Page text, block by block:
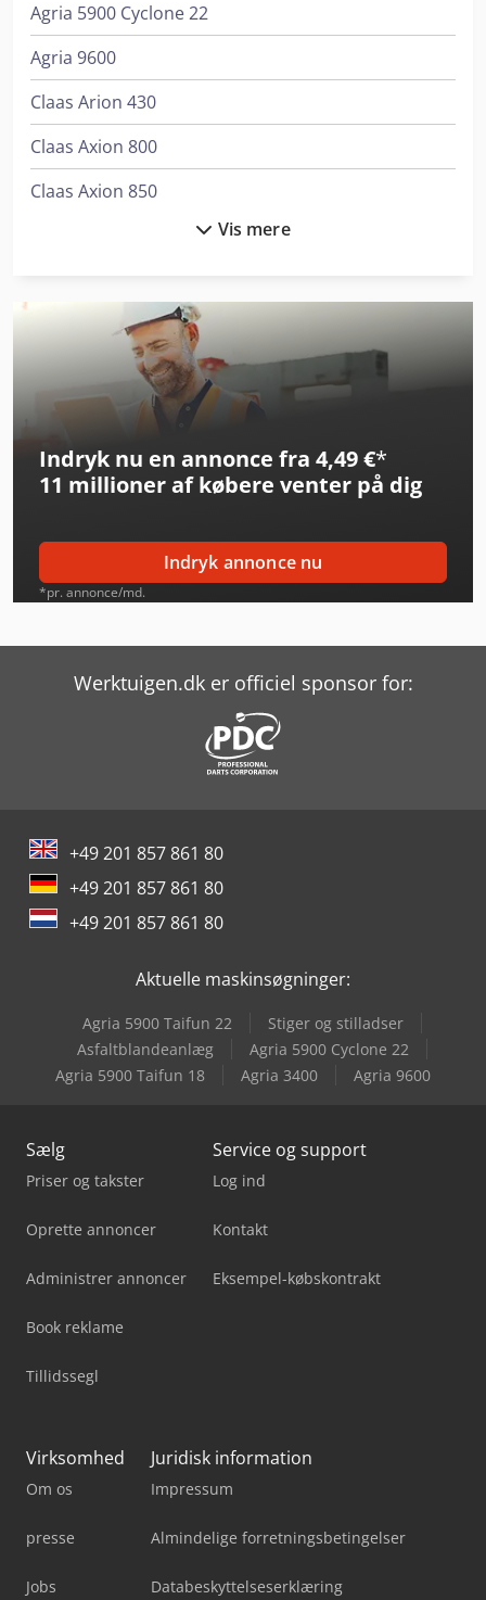
Agria 5900 Cyclone 22
Agria 9600
Claas Arion 430
Claas Axion 800
Claas Axion 850
Claas Jaguar 950
Claas Lexion 5400
Claas Lexion 760
Claas Mejetærsker
Claas Rollant 520 Rc
Claas Rollant 540 Rc
Claas Scorpion 741
Claas Volto 1100
Claas Volto 1100 T
Dmg Mori Clx 550
Jcb 535-95
Jcb 540-180
Vis mere
Indryk nu en annonce fra 4,49 €*
11 millioner af købere venter på dig
Indryk annonce nu
*pr. annonce/md.
Werktuigen.dk er officiel sponsor for:
+49 201 857 861 80
+49 201 857 861 80
+49 201 857 861 80
Aktuelle maskinsøgninger:
Agria 5900 Taifun 22
Stiger og stilladser
Asfaltblandeanlæg
Agria 5900 Cyclone 22
Agria 5900 Taifun 18
Agria 3400 Agria 9600
Sælg
Priser og takster
Oprette annoncer
Administrer annoncer
Book reklame
Tillidssegl
Service og support
Log ind
Kontakt
Eksempel-købskontrakt
Virksomhed
Om os
presse
Jobs
Juridisk information
Impressum
Almindelige forretningsbetingelser
Databeskyttelseserklæring